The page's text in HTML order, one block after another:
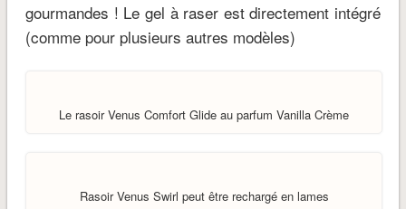
gourmandes ! Le gel à raser est directement intégré
(comme pour plusieurs autres modèles)
Le rasoir Venus Comfort Glide au parfum Vanilla Crème
Rasoir Venus Swirl peut être rechargé en lames